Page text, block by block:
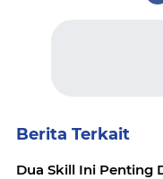
Berita Terkait
Dua Skill Ini Penting